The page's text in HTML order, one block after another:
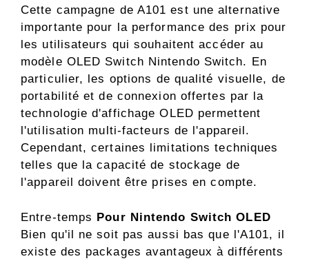
Cette campagne de A101 est une alternative
importante pour la performance des prix pour
les utilisateurs qui souhaitent accéder au
modèle OLED Switch Nintendo Switch. En
particulier, les options de qualité visuelle, de
portabilité et de connexion offertes par la
technologie d'affichage OLED permettent
l'utilisation multi-facteurs de l'appareil.
Cependant, certaines limitations techniques
telles que la capacité de stockage de
l'appareil doivent être prises en compte.
Entre-temps Pour Nintendo Switch OLED
Bien qu'il ne soit pas aussi bas que l'A101, il
existe des packages avantageux à différents